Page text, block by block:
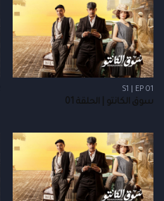
S1 | EP 01
سوق الكانتو | الحلقة 01